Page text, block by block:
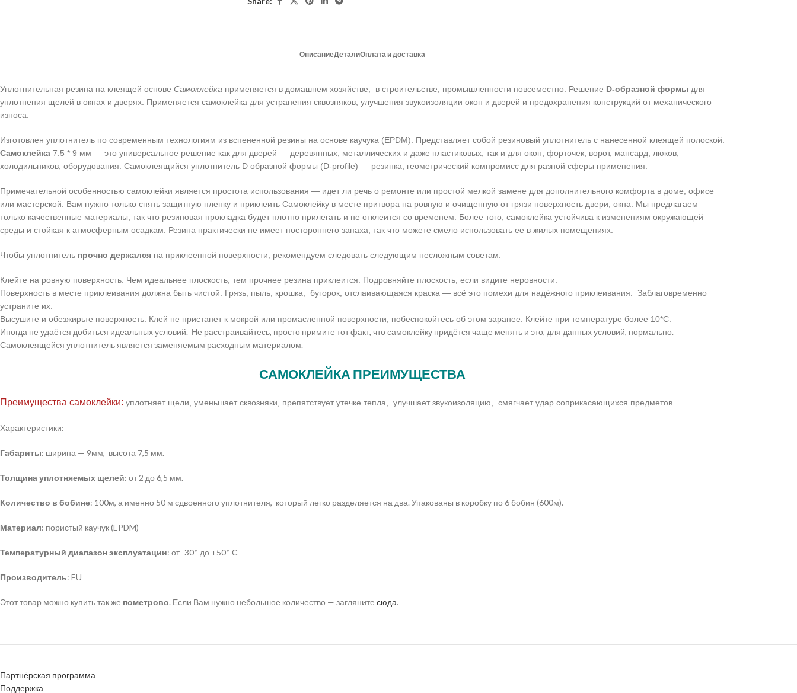
ОписаниеДеталиОплата и доставка
Уплотнительная резина на клеящей основе Самоклейка применяется в домашнем хозяйстве, в строительстве, промышленности повсеместно. Решение D-образной формы для
уплотнения щелей в окнах и дверях. Применяется самоклейка для устранения сквозняков, улучшения звукоизоляции окон и дверей и предохранения конструкций от механического
износа.
Изготовлен уплотнитель по современным технологиям из вспененной резины на основе каучука (EPDM). Представляет собой резиновый уплотнитель с нанесенной клеящей полоской.
Самоклейка 7.5 * 9 мм — это универсальное решение как для дверей — деревянных, металлических и даже пластиковых, так и для окон, форточек, ворот, мансард, люков,
холодильников, оборудования. Самоклеящийся уплотнитель D образной формы (D-profile) — резинка, геометрический компромисс для разной сферы применения.
Примечательной особенностью самоклейки является простота использования — идет ли речь о ремонте или простой мелкой замене для дополнительного комфорта в доме, офисе
или мастерской. Вам нужно только снять защитную пленку и приклеить Самоклейку в месте притвора на ровную и очищенную от грязи поверхность двери, окна. Мы предлагаем
только качественные материалы, так что резиновая прокладка будет плотно прилегать и не отклеится со временем. Более того, самоклейка устойчива к изменениям окружающей
среды и стойкая к атмосферным осадкам. Резина практически не имеет постороннего запаха, так что можете смело использовать ее в жилых помещениях.
Чтобы уплотнитель прочно держался на приклеенной поверхности, рекомендуем следовать следующим несложным советам:
Клейте на ровную поверхность. Чем идеальнее плоскость, тем прочнее резина приклеится. Подровняйте плоскость, если видите неровности.
Поверхность в месте приклеивания должна быть чистой. Грязь, пыль, крошка, бугорок, отслаивающаяся краска — всё это помехи для надёжного приклеивания. Заблаговременно
устраните их.
Высушите и обезжирьте поверхность. Клей не пристанет к мокрой или промасленной поверхности, побеспокойтесь об этом заранее. Клейте при температуре более 10*С.
Иногда не удаётся добиться идеальных условий. Не расстраивайтесь, просто примите тот факт, что самоклейку придётся чаще менять и это, для данных условий, нормально.
Самоклеящейся уплотнитель является заменяемым расходным материалом.
САМОКЛЕЙКА ПРЕИМУЩЕСТВА
Преимущества самоклейки: уплотняет щели, уменьшает сквозняки, препятствует утечке тепла, улучшает звукоизоляцию, смягчает удар соприкасающихся предметов.
Характеристики:
Габариты: ширина — 9мм, высота 7,5 мм.
Толщина уплотняемых щелей: от 2 до 6,5 мм.
Количество в бобине: 100м, а именно 50 м сдвоенного уплотнителя, который легко разделяется на два. Упакованы в коробку по 6 бобин (600м).
Материал: пористый каучук (EPDM)
Температурный диапазон эксплуатации: от -30* до +50* С
Производитель: EU
Этот товар можно купить так же пометрово. Если Вам нужно небольшое количество — загляните сюда.
Партнёрская программа
Поддержка